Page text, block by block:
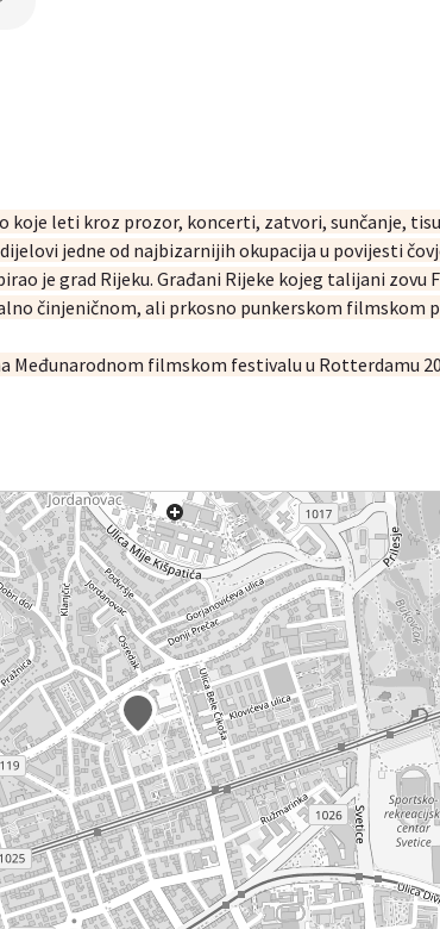
koje leti kroz prozor, koncerti, zatvori, sunčanje,
jedne od najbizarnijih okupacija u povijesti
je grad Rijeku. Građani Rijeke kojeg talijani
činjeničnom, ali prkosno punkerskom filmskom
Međunarodnom filmskom festivalu u Rotterdamu